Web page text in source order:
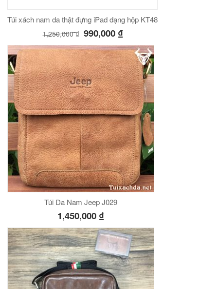
Túi xách nam da thật đựng iPad dạng hộp KT48
1,250,000₫ 990,000 ₫
Túi Da Nam Jeep J029
1,450,000 ₫